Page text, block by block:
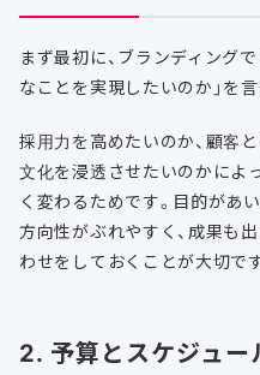
まず最初に、ブランディング
なことを実現したいのか」を
採用力を高めたいのか、顧客
文化を浸透させたいのかによ
く変わるためです。目的があ
方向性がぶれやすく、成果も
わせをしておくことが大切です
2. 予算とスケジュー